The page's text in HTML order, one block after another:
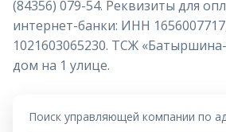
(84356) 079-54. Реквизиты для
интернет-банки: ИНН
1021603065230. ТСЖ
дом на 1 улице.
Поиск управляющей компании по